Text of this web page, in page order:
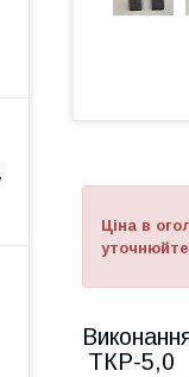
Ціна в
ТКР-5,0